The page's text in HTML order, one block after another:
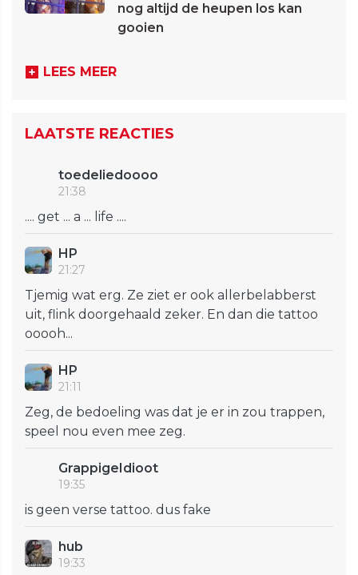
nog altijd de heupen los kan
gooien
LEES MEER
LAATSTE REACTIES
toedeliedoooo
21:38
.... get ... a ... life ....
HP
21:27
Tjemig wat erg. Ze ziet er ook allerbelabberst
uit, flink doorgehaald zeker. En dan die tattoo
ooooh...
HP
21:11
Zeg, de bedoeling was dat je er in zou trappen,
speel nou even mee zeg.
GrappigeIdioot
19:35
is geen verse tattoo. dus fake
hub
19:33